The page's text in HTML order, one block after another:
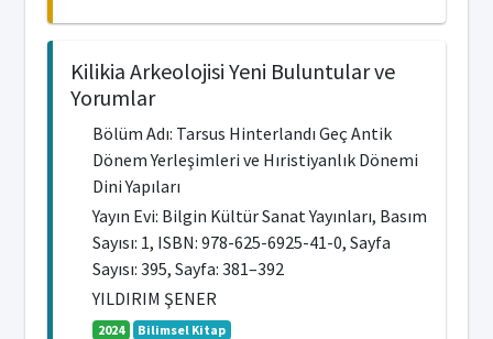
Kilikia Arkeolojisi Yeni Buluntular ve
Yorumlar
Bölüm Adı: Tarsus Hinterlandı Geç Antik
Dönem Yerleşimleri ve Hıristiyanlık Dönemi
Dini Yapıları
Yayın Evi: Bilgin Kültür Sanat Yayınları, Basım
Sayısı: 1, ISBN: 978-625-6925-41-0, Sayfa
Sayısı: 395, Sayfa: 381–392
YILDIRIM ŞENER
2024 Bilimsel Kitap